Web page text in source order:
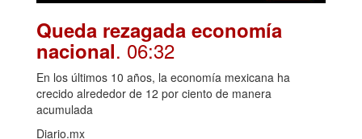
Queda rezagada economía
nacional. 06:32
En los últimos 10 años, la economía mexicana ha
crecido alrededor de 12 por ciento de manera
acumulada
Diario.mx